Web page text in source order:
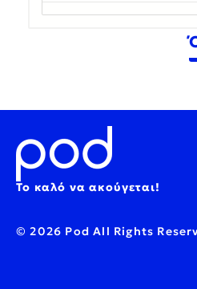
Το καλό να ακούγεται!
© 2026 Pod All Rights